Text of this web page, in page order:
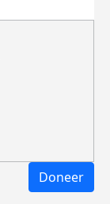
Doneer